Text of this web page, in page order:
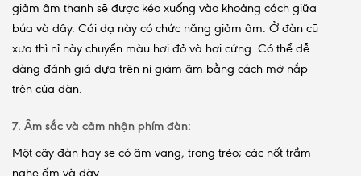
giảm âm thanh sẽ được kéo xuống vào khoảng cách giữa
búa và dây. Cái dạ này có chức năng giảm âm. Ở đàn cũ
xưa thì nỉ này chuyển màu hơi đỏ và hơi cứng. Có thể dễ
dàng đánh giá dựa trên nỉ giảm âm bằng cách mở nắp
trên của đàn.
7. Âm sắc và cảm nhận phím đàn:
Một cây đàn hay sẽ có âm vang, trong trẻo; các nốt trầm
nghe ấm và dày.